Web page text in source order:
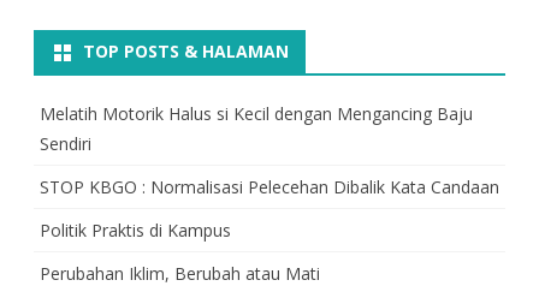
TOP POSTS & HALAMAN
Melatih Motorik Halus si Kecil dengan Mengancing Baju
Sendiri
STOP KBGO : Normalisasi Pelecehan Dibalik Kata Candaan
Politik Praktis di Kampus
Perubahan Iklim, Berubah atau Mati